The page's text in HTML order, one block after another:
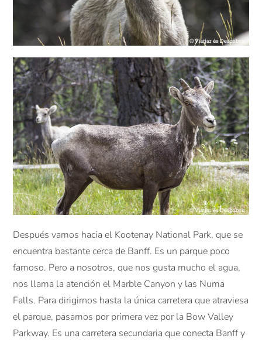
Después vamos hacia el Kootenay National Park, que se
encuentra bastante cerca de Banff. Es un parque poco
famoso. Pero a nosotros, que nos gusta mucho el agua,
nos llama la atención el Marble Canyon y las Numa
Falls. Para dirigirnos hasta la única carretera que atraviesa
el parque, pasamos por primera vez por la Bow Valley
Parkway. Es una carretera secundaria que conecta Banff y